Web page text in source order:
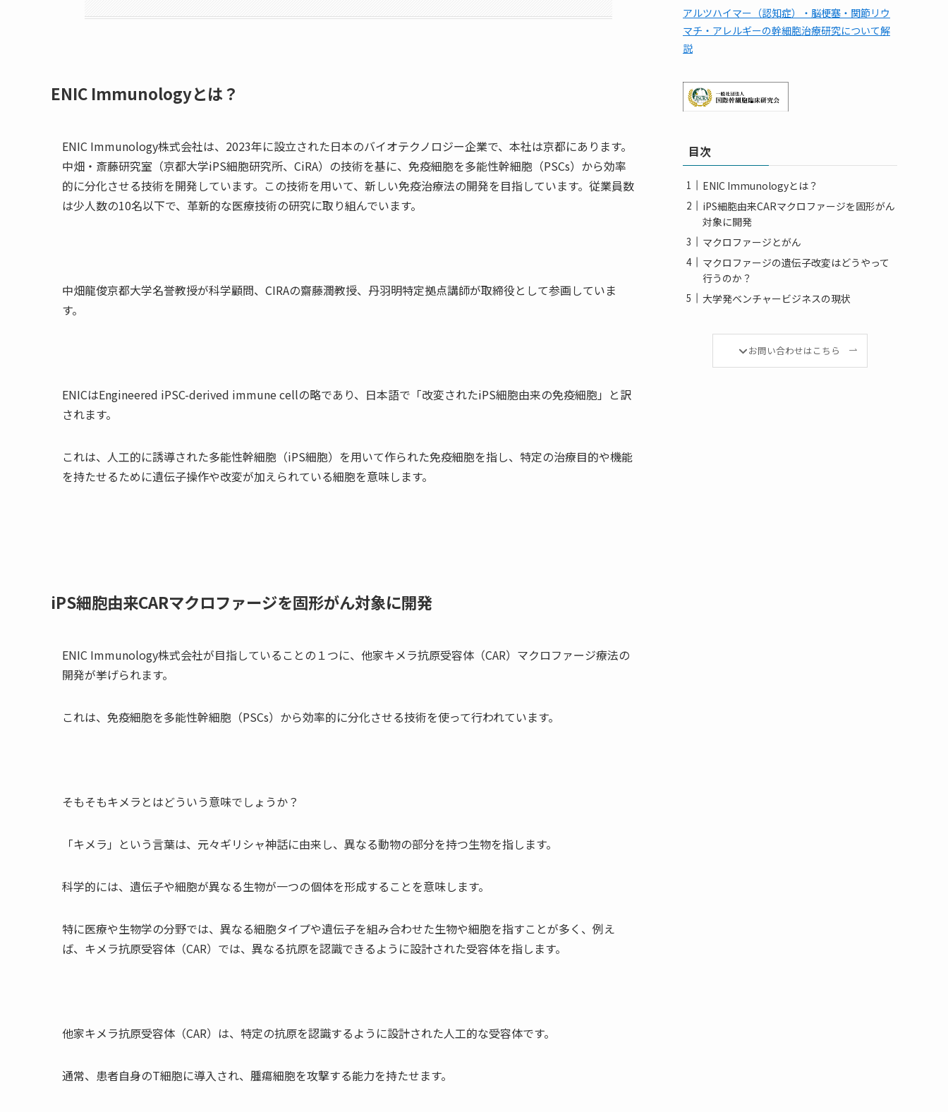
ENIC Immunologyとは？
ENIC Immunology株式会社は、2023年に設立された日本のバイオテクノロジー企業で、本社は京都にあります。
中畑・斎藤研究室（京都大学iPS細胞研究所、CiRA）の技術を基に、免疫細胞を多能性幹細胞（PSCs）から効率
的に分化させる技術を開発しています。この技術を用いて、新しい免疫治療法の開発を目指しています。従業員数
は少人数の10名以下で、革新的な医療技術の研究に取り組んでいます。
中畑龍俊京都大学名誉教授が科学顧問、CIRAの齋藤潤教授、丹羽明特定拠点講師が取締役として参画していま
す。
ENICはEngineered iPSC-derived immune cellの略であり、日本語で「改変されたiPS細胞由来の免疫細胞」と訳
されます。
これは、人工的に誘導された多能性幹細胞（iPS細胞）を用いて作られた免疫細胞を指し、特定の治療目的や機能
を持たせるために遺伝子操作や改変が加えられている細胞を意味します。
iPS細胞由来CARマクロファージを固形がん対象に開発
ENIC Immunology株式会社が目指していることの１つに、他家キメラ抗原受容体（CAR）マクロファージ療法の
開発が挙げられます。
これは、免疫細胞を多能性幹細胞（PSCs）から効率的に分化させる技術を使って行われています。
そもそもキメラとはどういう意味でしょうか？
「キメラ」という言葉は、元々ギリシャ神話に由来し、異なる動物の部分を持つ生物を指します。
科学的には、遺伝子や細胞が異なる生物が一つの個体を形成することを意味します。
特に医療や生物学の分野では、異なる細胞タイプや遺伝子を組み合わせた生物や細胞を指すことが多く、例え
ば、キメラ抗原受容体（CAR）では、異なる抗原を認識できるように設計された受容体を指します。
他家キメラ抗原受容体（CAR）は、特定の抗原を認識するように設計された人工的な受容体です。
通常、患者自身のT細胞に導入され、腫瘍細胞を攻撃する能力を持たせます。
アルツハイマー（認知症）・脳梗塞・関節リウ
マチ・アレルギーの幹細胞治療研究について解
説
目次
ENIC Immunologyとは？
iPS細胞由来CARマクロファージを固形がん
対象に開発
マクロファージとがん
マクロファージの遺伝子改変はどうやって
行うのか？
大学発ベンチャービジネスの現状
お問い合わせはこちら